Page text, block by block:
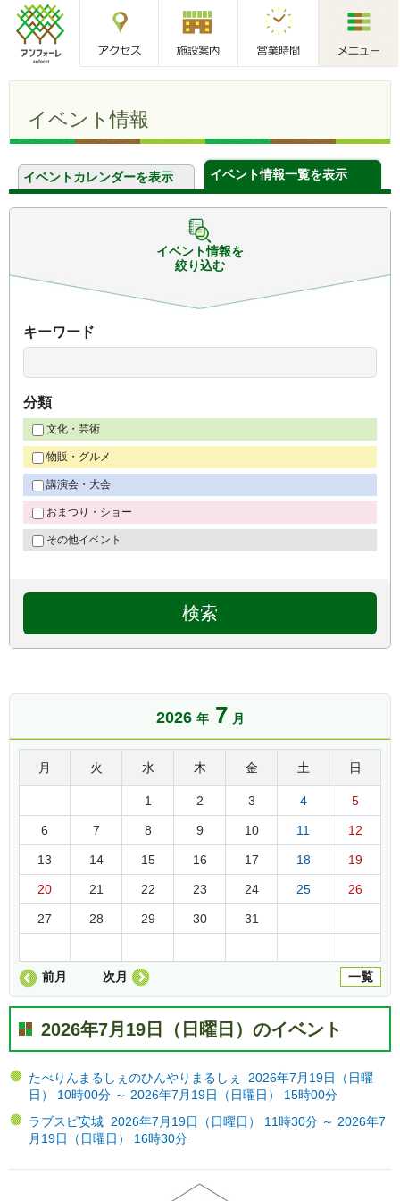
アンフォーレ 施設案内 営業時間
イベント情報
イベントカレンダーを表示 イベント情報一覧を表示
イベント情報を
絞り込む
キーワード
分類
文化・芸術
物販・グルメ
講演会・大会
おまつり・ショー
その他イベント
2026 年 7 月
月 火 水 木 金 土 日
1 2 3 4 5
6 7 8 9 10 11 12
13 14 15 16 17 18 19
20 21 22 23 24 25 26
27 28 29 30 31
前月 一覧
次月
2026年7月19日（日曜日）のイベント
たべりんまるしぇのひんやりまるしぇ 2026年7月19日（日曜
日） 10時00分 ～ 2026年7月19日（日曜日） 15時00分
ラブスピ安城 2026年7月19日（日曜日） 11時30分 ～ 2026年7
月19日（日曜日） 16時30分